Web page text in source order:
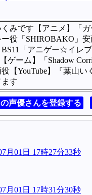
みです【アニメ】「
役「SHIROBAKO」
BS11「アニゲー☆イレ
ゲーム】「Shadow
【YouTube】『葉山い
す
声優さんを登録する
月01日 17時27分33秒
月01日 17時31分30秒